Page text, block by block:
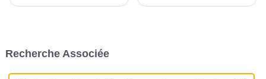
méticuleuse aux...
Recherche Associée